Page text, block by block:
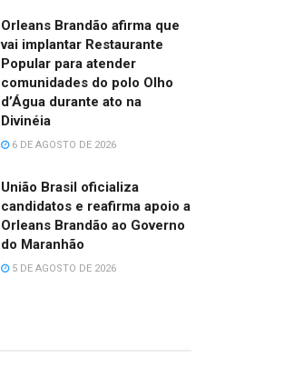
Orleans Brandão afirma que
vai implantar Restaurante
Popular para atender
comunidades do polo Olho
d’Água durante ato na
Divinéia
6 DE AGOSTO DE 2026
União Brasil oficializa
candidatos e reafirma apoio a
Orleans Brandão ao Governo
do Maranhão
5 DE AGOSTO DE 2026